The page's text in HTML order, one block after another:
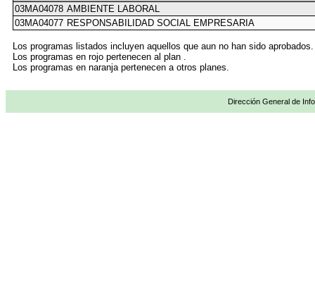
03MA04078 AMBIENTE LABORAL
03MA04077 RESPONSABILIDAD SOCIAL EMPRESARIA
Los programas listados incluyen aquellos que aun no han sido aprobados.
Los programas en rojo pertenecen al plan .
Los programas en naranja pertenecen a otros planes.
Dirección General de